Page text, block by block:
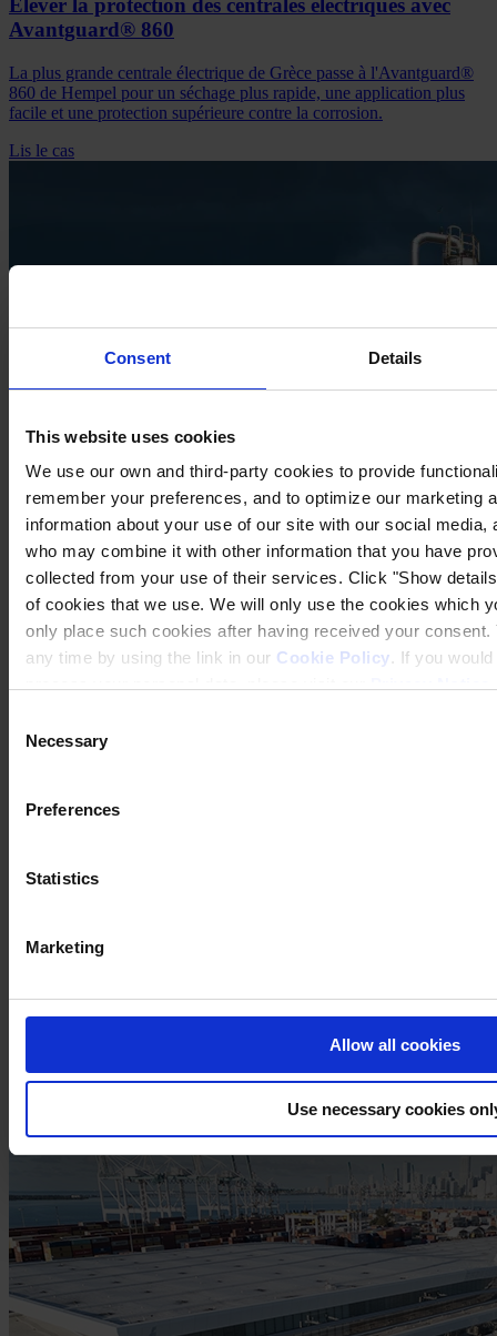
Consent Details
This website uses cookies
We use our own and third-party cookies to provide
remember your preferences, and to optimize our marketing
information about your use of our site with our social
who may combine it with other information that you have
collected from your use of their services. Click "Show
of cookies that we use. We will only use the cookies which
only place such cookies after having received your
any time by using the link in our Cookie Policy. If you
Selection
Necessary
Preferences
Statistics
Marketing
Allow all cookies
Use necessary cookies
Élever la protection des centrales électriques avec
Avantguard® 860
La plus grande centrale électrique de Grèce passe à l'Avantguard®
860 de Hempel pour un séchage plus rapide, une application plus
facile et une protection supérieure contre la corrosion.
Lis le cas
Cas
Protection de confiance pour les supports de
tuyauterie en acier de construction dans une
Grues et équipements portuaires
environnements portuaires extrêmement